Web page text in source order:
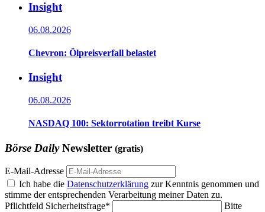
Insight
06.08.2026
Chevron: Ölpreisverfall belastet
Insight
06.08.2026
NASDAQ 100: Sektorrotation treibt Kurse
Börse DailyNewsletter (gratis)
E-Mail-Adresse
Ich habe die Datenschutzerklärung zur Kenntnis genommen und
stimme der entsprechenden Verarbeitung meiner Daten zu.
Pflichtfeld Sicherheitsfrage*
Bitte